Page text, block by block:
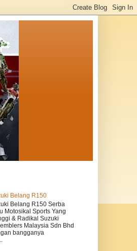
Belang R150
Belang R150 Serba
Motosikal Sports Yang
& Radikal Suzuki
Malaysia Sdn Bhd
bangganya